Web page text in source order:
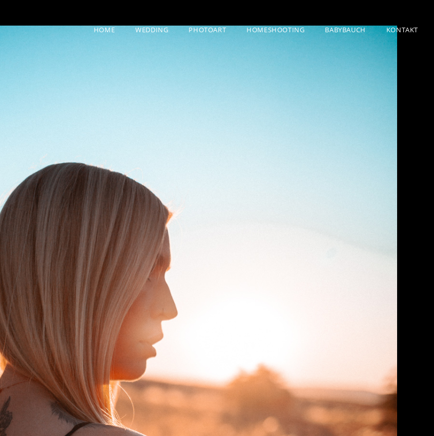
HOME WEDDING PHOTOART HOMESHOOTING BABYBAUCH KONTAKT